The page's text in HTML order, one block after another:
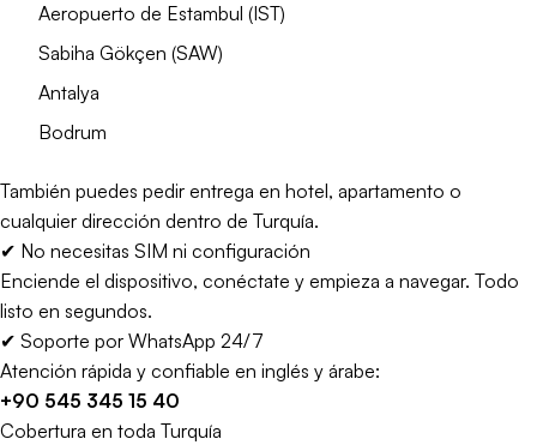
Aeropuerto de Estambul (IST)
Sabiha Gökçen (SAW)
Antalya
Bodrum
También puedes pedir entrega en hotel, apartamento o
cualquier dirección dentro de Turquía.
✔ No necesitas SIM ni configuración
Enciende el dispositivo, conéctate y empieza a navegar. Todo
listo en segundos.
✔ Soporte por WhatsApp 24/7
Atención rápida y confiable en inglés y árabe:
+90 545 345 15 40
Cobertura en toda Turquía